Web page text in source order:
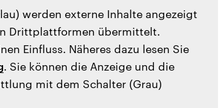
werden externe Inhalte angezeigt
Drittplattformen übermittelt.
Einfluss. Näheres dazu lesen Sie
. Sie können die Anzeige und die
mit dem Schalter (Grau)